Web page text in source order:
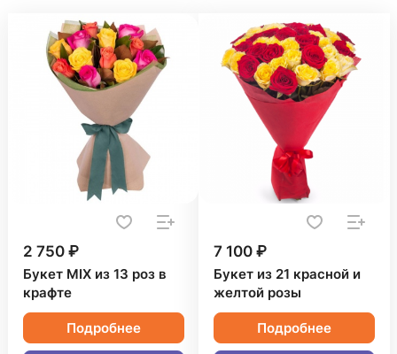
2 750 ₽
Букет MIX из 13 роз в
крафте
Подробнее
7 100 ₽
Букет из 21 красной и
желтой розы
Подробнее